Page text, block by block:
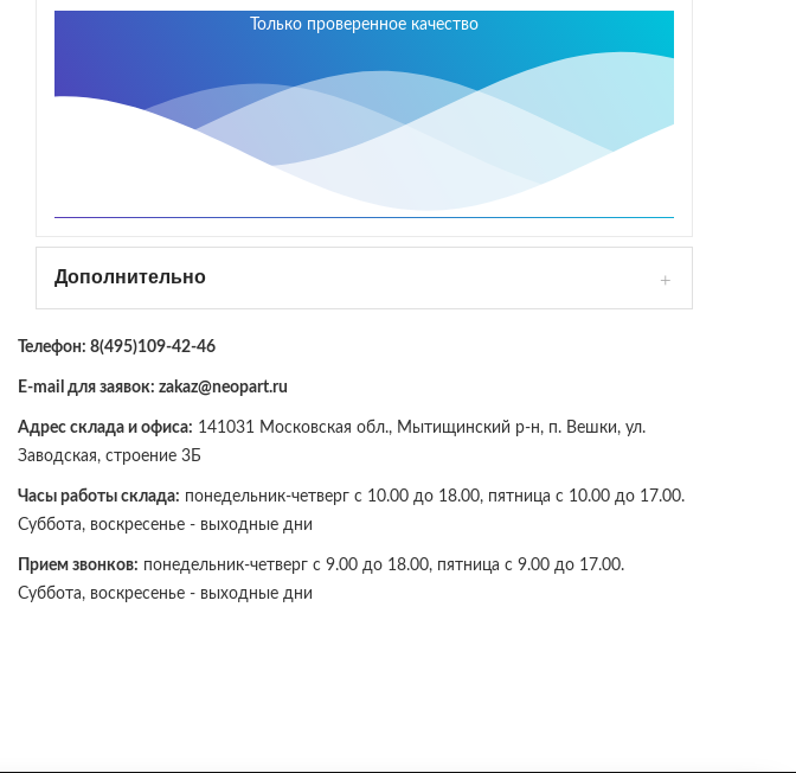
Только проверенное качество
Дополнительно
Телефон: 8(495)109-42-46
E-mail для заявок: zakaz@neopart.ru
Адрес склада и офиса: 141031 Московская обл., Мытищинский р-н, п. Вешки, ул.
Заводская, строение 3Б
Часы работы склада: понедельник-четверг с 10.00 до 18.00, пятница с 10.00 до 17.00.
Суббота, воскресенье - выходные дни
Прием звонков: понедельник-четверг с 9.00 до 18.00, пятница с 9.00 до 17.00.
Суббота, воскресенье - выходные дни